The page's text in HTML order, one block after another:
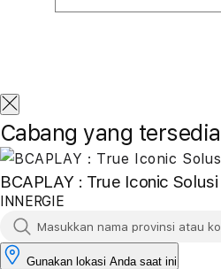
Cabang yang tersedia
BCAPLAY : True Iconic
INNERGIE
Gunakan lokasi Anda saat ini